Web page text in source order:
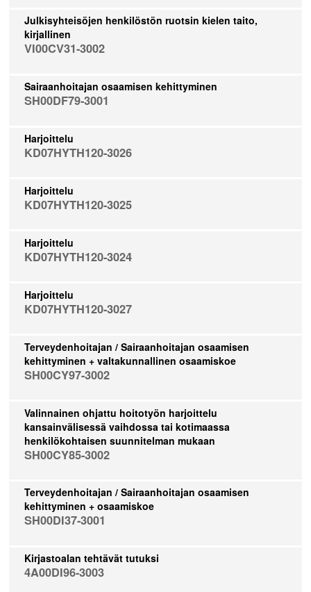
Julkisyhteisöjen henkilöstön ruotsin kielen taito,
kirjallinen
VI00CV31-3002
Sairaanhoitajan osaamisen kehittyminen
SH00DF79-3001
Harjoittelu
KD07HYTH120-3026
Harjoittelu
KD07HYTH120-3025
Harjoittelu
KD07HYTH120-3024
Harjoittelu
KD07HYTH120-3027
Terveydenhoitajan / Sairaanhoitajan osaamisen
kehittyminen + valtakunnallinen osaamiskoe
SH00CY97-3002
Valinnainen ohjattu hoitotyön harjoittelu
kansainvälisessä vaihdossa tai kotimaassa
henkilökohtaisen suunnitelman mukaan
SH00CY85-3002
Terveydenhoitajan / Sairaanhoitajan osaamisen
kehittyminen + osaamiskoe
SH00DI37-3001
Kirjastoalan tehtävät tutuksi
4A00DI96-3003